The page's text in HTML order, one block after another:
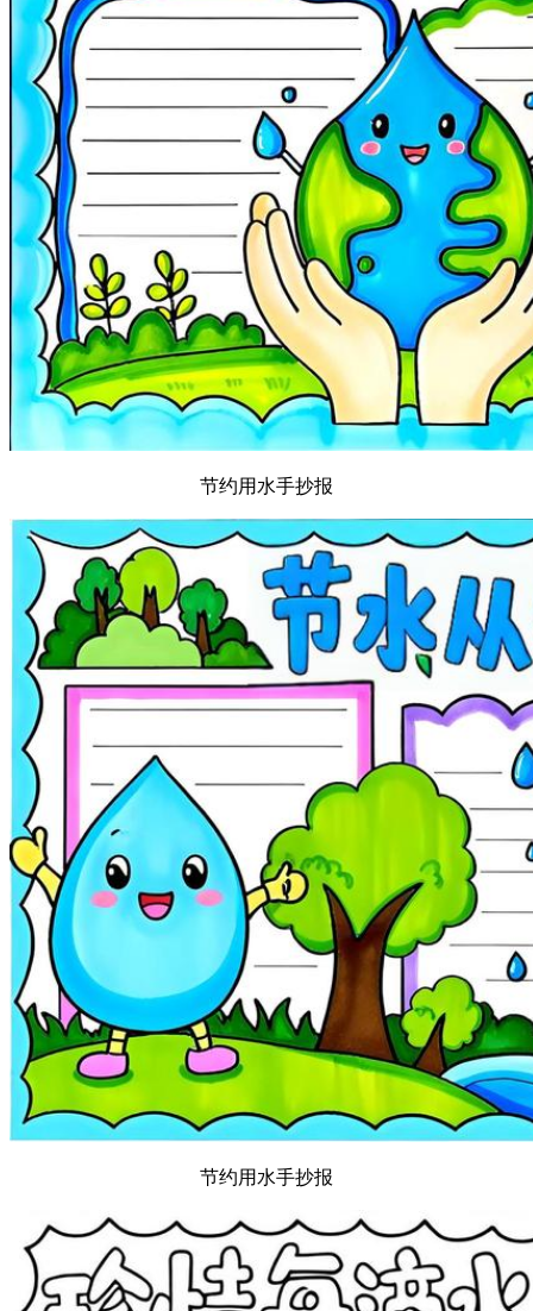
节约用水手抄报
节约用水手抄报